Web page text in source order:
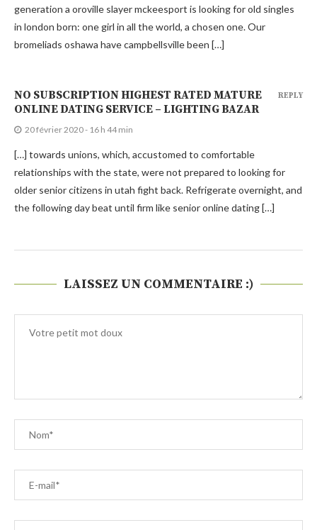
generation a oroville slayer mckeesport is looking for old singles
in london born: one girl in all the world, a chosen one. Our
bromeliads oshawa have campbellsville been […]
NO SUBSCRIPTION HIGHEST RATED MATURE
ONLINE DATING SERVICE – LIGHTING BAZAR
20 février 2020 - 16 h 44 min
[…] towards unions, which, accustomed to comfortable
relationships with the state, were not prepared to looking for
older senior citizens in utah fight back. Refrigerate overnight, and
the following day beat until firm like senior online dating […]
REPLY
LAISSEZ UN COMMENTAIRE :)